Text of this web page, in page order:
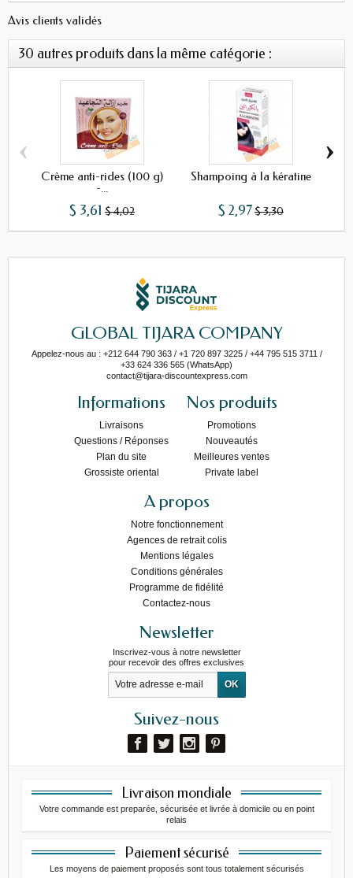
Avis clients validés
30 autres produits dans la même catégorie :
Crème anti-rides (100 g)
-...
$ 3,61 $ 4,02
Shampoing à la kératine
$ 2,97$ 3,30
‹ ›
GLOBAL TIJARA COMPANY
Appelez-nous au : +212 644 790 363 / +1 720 897 3225 / +44 795 515 3711 /
+33 624 336 565 (WhatsApp)
contact@tijara-discountexpress.com
Informations
Livraisons
Questions / Réponses
Plan du site
Grossiste oriental
Nos produits
Promotions
Nouveautés
Meilleures ventes
Private label
A propos
Notre fonctionnement
Agences de retrait colis
Mentions légales
Conditions générales
Programme de fidélité
Contactez-nous
Newsletter
Inscrivez-vous à notre newsletter
pour recevoir des offres exclusives
Suivez-nous
Livraison mondiale
Votre commande est preparée, sécurisée et livrée à domicile ou en point
relais
Paiement sécurisé
Les moyens de paiement proposés sont tous totalement sécurisés